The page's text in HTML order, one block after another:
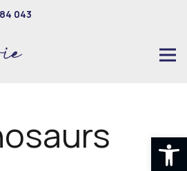
043